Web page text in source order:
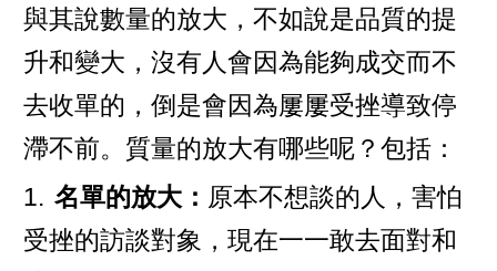
與其說數量的放大，不如說是品質的提
升和變大，沒有人會因為能夠成交而不
去收單的，倒是會因為屢屢受挫導致停
滯不前。質量的放大有哪些呢？包括：
1. 名單的放大： 原本不想談的人，害怕
受挫的訪談對象，現在一一敢去面對和